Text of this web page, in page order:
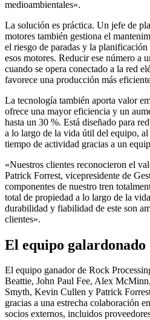
medioambientales».
La solución es práctica. Un jefe de
motores también gestiona el
el riesgo de paradas y la
esos motores. Reducir ese número
cuando se opera conectado a la red
favorece una producción más
La tecnología también aporta valor
ofrece una mayor eficiencia y un
hasta un 30 %. Está diseñado para
a lo largo de la vida útil del equipo,
tiempo de actividad gracias a un
«Nuestros clientes reconocieron el
Patrick Forrest, vicepresidente de
componentes de nuestro tren
total de propiedad a lo largo de la
durabilidad y fiabilidad de este son
clientes».
El equipo galardonado
El equipo ganador de Rock
Beattie, John Paul Fee, Alex
Smyth, Kevin Cullen y Patrick
gracias a una estrecha colaboración
socios externos, incluidos